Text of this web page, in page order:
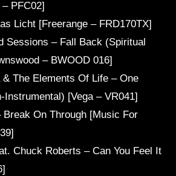
PFC02]
Licht [Freerange – FRD170TX]
Sessions – Fall Back (Spiritual
– BWOOD 016]
& The Elements Of Life – One
Instrumental) [Vega – VR041]
On Through [Music For
Chuck Roberts – Can You Feel It